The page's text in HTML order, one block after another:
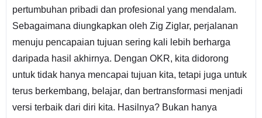
pertumbuhan pribadi dan profesional yang mendalam.
Sebagaimana diungkapkan oleh Zig Ziglar, perjalanan
menuju pencapaian tujuan sering kali lebih berharga
daripada hasil akhirnya. Dengan OKR, kita didorong
untuk tidak hanya mencapai tujuan kita, tetapi juga untuk
terus berkembang, belajar, dan bertransformasi menjadi
versi terbaik dari diri kita. Hasilnya? Bukan hanya